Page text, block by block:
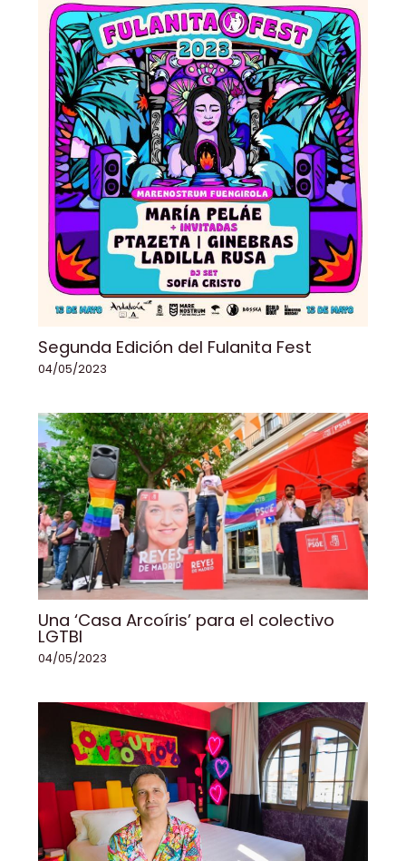
Segunda Edición del Fulanita Fest
04/05/2023
Una ‘Casa Arcoíris’ para el colectivo
LGTBI
04/05/2023